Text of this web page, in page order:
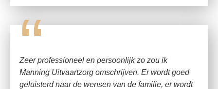
“
Zeer professioneel en persoonlijk zo zou ik
Manning Uitvaartzorg omschrijven. Er wordt goed
geluisterd naar de wensen van de familie, er wordt